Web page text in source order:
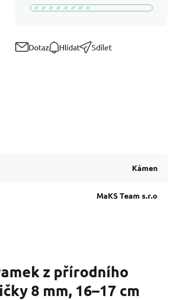
Dotaz Hlídat Sdílet
Kámen
MaKS Team s.r.o
z přírodního
8 mm, 16–17 cm